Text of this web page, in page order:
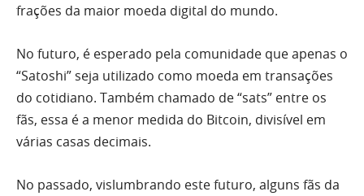
frações da maior moeda digital do mundo.
No futuro, é esperado pela comunidade que apenas o
“Satoshi” seja utilizado como moeda em transações
do cotidiano. Também chamado de “sats” entre os
fãs, essa é a menor medida do Bitcoin, divisível em
várias casas decimais.
No passado, vislumbrando este futuro, alguns fãs da